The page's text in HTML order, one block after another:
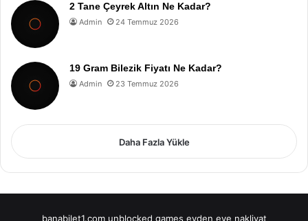
2 Tane Çeyrek Altın Ne Kadar?
Admin 24 Temmuz 2026
19 Gram Bilezik Fiyatı Ne Kadar?
Admin 23 Temmuz 2026
Daha Fazla Yükle
banabilet1.com unblocked games evden eve nakliyat